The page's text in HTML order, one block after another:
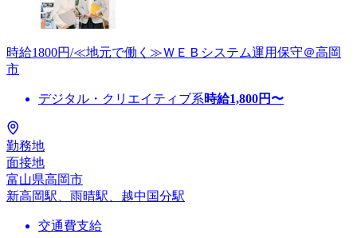
時給1800円/≪地元で働く≫ＷＥＢシステム運用保守＠高岡
市
デジタル・クリエイティブ系時給1,800円〜
勤務地
面接地
富山県高岡市
新高岡駅、雨晴駅、越中国分駅
交通費支給